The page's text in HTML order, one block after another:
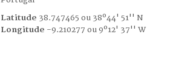
Latitude 38.747465 ou 38º44' 51'' N
Longitude -9.210277 ou 9º12' 37'' W